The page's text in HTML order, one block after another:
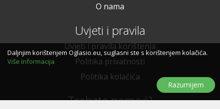
O nama
Uvjeti i pravila
Uvjeti i pravila korištenja
Politika privatnosti
Politika kolačića
Trebate pomoć?
Daljnjim korištenjem Oglasio.eu, suglasni ste s korištenjem kolačića.
Više informacija
Razumijem